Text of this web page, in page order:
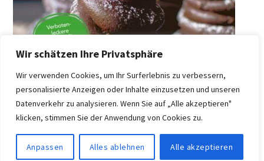
Wir schätzen Ihre Privatsphäre
Wir verwenden Cookies, um Ihr Surferlebnis zu verbessern,
personalisierte Anzeigen oder Inhalte einzusetzen und unseren
Datenverkehr zu analysieren. Wenn Sie auf „Alle akzeptieren"
klicken, stimmen Sie der Anwendung von Cookies zu.
Anpassen Alles ablehnen Alle akzeptieren